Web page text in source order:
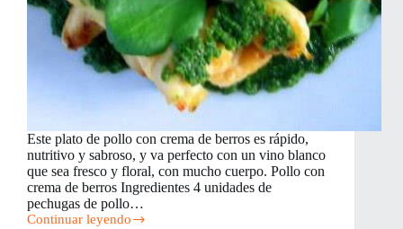
Este plato de pollo con crema de berros es rápido,
nutritivo y sabroso, y va perfecto con un vino blanco
que sea fresco y floral, con mucho cuerpo. Pollo con
crema de berros Ingredientes 4 unidades de
pechugas de pollo…
Continuar leyendo
Pechugas